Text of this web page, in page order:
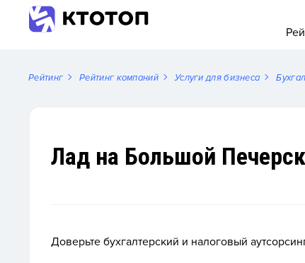
Рейтинг Рейтинг компаний Услуги для бизнеса
Лад на Большой
Доверьте бухгалтерский и налоговый